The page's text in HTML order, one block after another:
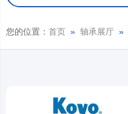
您的位置： 首页 » 轴承展厅 »